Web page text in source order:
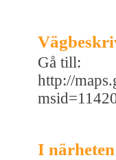
Gå till:
http://
I närheten